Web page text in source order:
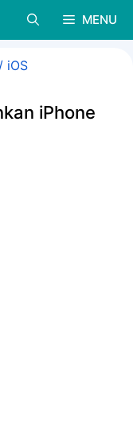
MENU
iOS
iPhone